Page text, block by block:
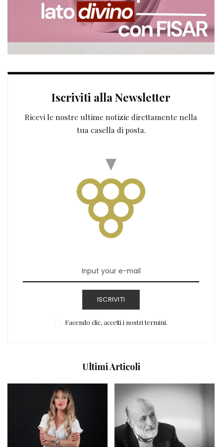
Iscriviti alla Newsletter
Ricevi le nostre ultime notizie direttamente nella
tua casella di posta.
ISCRIVITI
Facendo clic, accetti i nostri termini.
Ultimi Articoli